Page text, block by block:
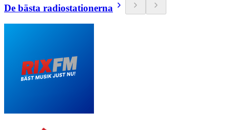
De bästa radiostationerna